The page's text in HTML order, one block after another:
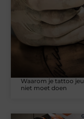
Waarom je tattoo
niet moet doen